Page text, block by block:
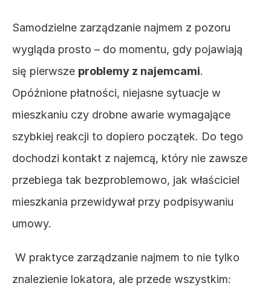
Samodzielne zarządzanie najmem z pozoru
wygląda prosto – do momentu, gdy pojawiają
się pierwsze problemy z najemcami.
Opóźnione płatności, niejasne sytuacje w
mieszkaniu czy drobne awarie wymagające
szybkiej reakcji to dopiero początek. Do tego
dochodzi kontakt z najemcą, który nie zawsze
przebiega tak bezproblemowo, jak właściciel
mieszkania przewidywał przy podpisywaniu
umowy.
W praktyce zarządzanie najmem to nie tylko
znalezienie lokatora, ale przede wszystkim: